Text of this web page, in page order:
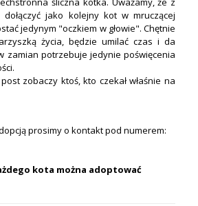
jako kolejny kot w mruczącej
jedynym "oczkiem w głowie". Chętnie
życia, będzie umilać czas i da
zamian potrzebuje jedynie poświęcenia
zobaczy ktoś, kto czekał właśnie na
prosimy o kontakt pod numerem:
kota można adoptować